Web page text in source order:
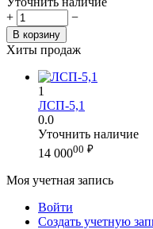
+
−
В корзину
Хиты продаж
1
ЛСП-5,1
0.0
Уточнить наличие
14 00000 ₽
Моя учетная запись
Войти
Создать учетную